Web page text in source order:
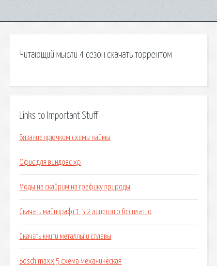
Читающий мысли 4 сезон скачать торрентом
Links to Important Stuff
Вязание крючком схемы каймы
Офис для виндовс хр
Моды на скайрим на графику природы
Скачать майнкрафт 1 5 2 лицензию бесплатно
Скачать книги металлы и сплавы
Bosch maxx 5 схема механическая